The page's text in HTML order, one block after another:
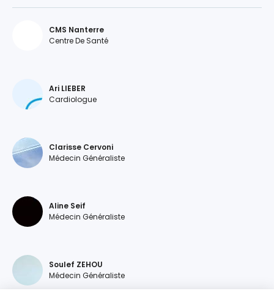
CMS Nanterre
Centre De Santé
Ari LIEBER
Cardiologue
Clarisse Cervoni
Médecin Généraliste
Aline Seif
Médecin Généraliste
Soulef ZEHOU
Médecin Généraliste